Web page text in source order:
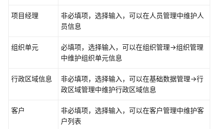
配
ISDP+系
础
项目经理
非必填项，选择输入，可以在人员管理中维护人
员信息
组织单元
必填项，选择输入，可以在组织管理->组织管理
中维护组织单元信息
行政区域信息
非必填项，选择输入，可以在基础数据管理->行
政区域管理中维护行政区域信息
客户
非必填项，选择输入，可以在客户管理中维护客
户列表